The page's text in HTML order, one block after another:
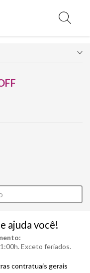
ajuda você!
Exceto feriados.
contratuais gerais